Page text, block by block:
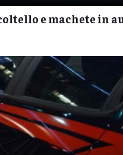
e machete in